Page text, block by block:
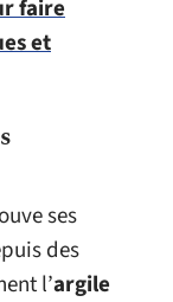
faire
et
ses
des
l’argile